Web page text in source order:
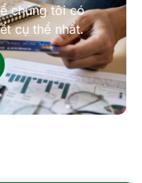
chúng tôi có
cụ thể nhất.